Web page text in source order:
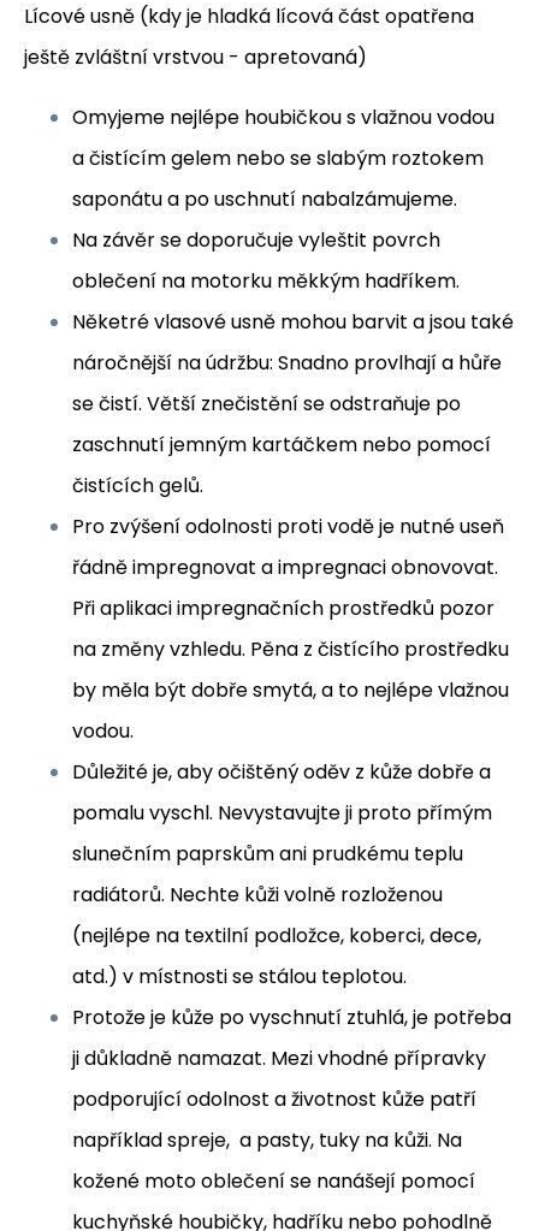
Lícové usně (kdy je hladká lícová část opatřena
ještě zvláštní vrstvou - apretovaná)
Omyjeme nejlépe houbičkou s vlažnou vodou
a čistícím gelem nebo se slabým roztokem
saponátu a po uschnutí nabalzámujeme.
Na závěr se doporučuje vyleštit povrch
oblečení na motorku měkkým hadříkem.
Něketré vlasové usně mohou barvit a jsou také
náročnější na údržbu: Snadno provlhají a hůře
se čistí. Větší znečistění se odstraňuje po
zaschnutí jemným kartáčkem nebo pomocí
čistících gelů.
Pro zvýšení odolnosti proti vodě je nutné useň
řádně impregnovat a impregnaci obnovovat.
Při aplikaci impregnačních prostředků pozor
na změny vzhledu. Pěna z čistícího prostředku
by měla být dobře smytá, a to nejlépe vlažnou
vodou.
Důležité je, aby očištěný oděv z kůže dobře a
pomalu vyschl. Nevystavujte ji proto přímým
slunečním paprskům ani prudkému teplu
radiátorů. Nechte kůži volně rozloženou
(nejlépe na textilní podložce, koberci, dece,
atd.) v místnosti se stálou teplotou.
Protože je kůže po vyschnutí ztuhlá, je potřeba
ji důkladně namazat. Mezi vhodné přípravky
podporující odolnost a životnost kůže patří
například spreje, a pasty, tuky na kůži. Na
kožené moto oblečení se nanášejí pomocí
kuchyňské houbičky, hadříku nebo pohodlně